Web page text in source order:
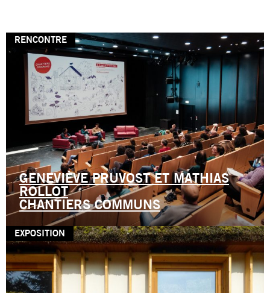
RENCONTRE
GENEVIÈVE PRUVOST ET MATHIAS
ROLLOT
CHANTIERS COMMUNS
EXPOSITION